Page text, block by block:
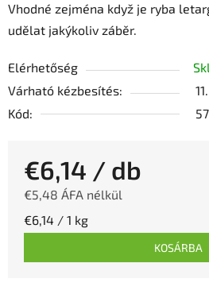
Vhodné zejména když je ryba
udělat jakýkoliv záběr.
Elérhetőség
Várható kézbesítés:
Kód:
€6,14 / db
€5,48 ÁFA nélkül
Egységár:
€6,14 / 1 kg
KOSÁRBA